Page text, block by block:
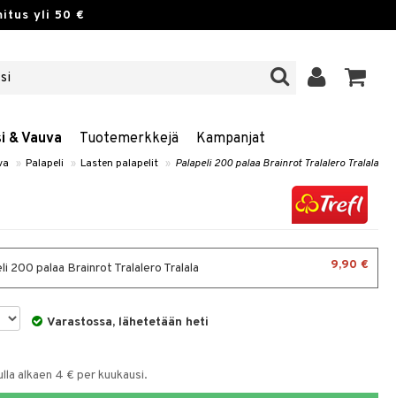
yli 50 €
& Vauva Tuotemerkkejä Kampanjat
» Palapeli » Lasten palapelit » Palapeli 200 palaa Brainrot Tralalero Tralala
200 palaa Brainrot Tralalero Tralala 9,90 €
Varastossa, lähetetään heti
alkaen 4 € per kuukausi.